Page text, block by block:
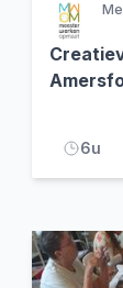
6u